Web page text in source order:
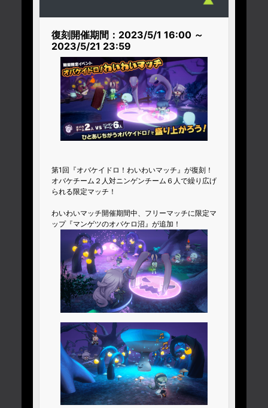
復刻開催期間：2023/5/1 16:00 ～
2023/5/21 23:59
第1回『オバケイドロ！わいわいマッチ』が復刻！
オバケチーム２人対ニンゲンチーム６人で繰り広げ
られる限定マッチ！
わいわいマッチ開催期間中、フリーマッチに限定マ
ップ『マンゲツのオバケロ沼』が追加！